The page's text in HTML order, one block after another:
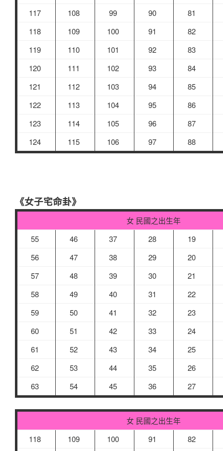
117
108 99 90
81
118
109 100 91
82
119
110 101 92
83
120
111 102 93
84
121
112 103 94
85
122
113 104 95
86
123
114 105 96
87
124
115 106 97 88
《女子宅命卦》
女 民國之出生年
55
46 37 28
19
56
47 38 29
20
57
48 39 30
21
58
49 40 31
22
59
50 41 32
23
60
51 42 33
24
61
52 43 34
25
62
53 44 35
26
63
54 45 36 27
女 民國之出生年
118
109 100 91
82